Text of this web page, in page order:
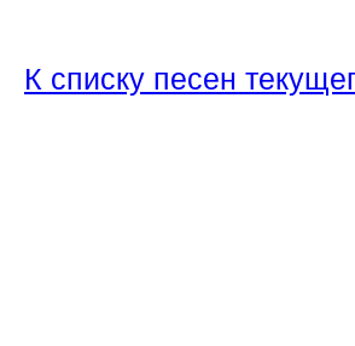
К списку песен